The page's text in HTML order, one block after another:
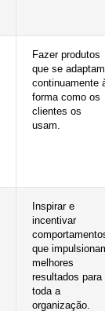
Fazer produtos
que se adaptam
continuamente
forma como os
clientes os
usam.
Inspirar e
incentivar
que
melhores
resultados para
toda a
organização.